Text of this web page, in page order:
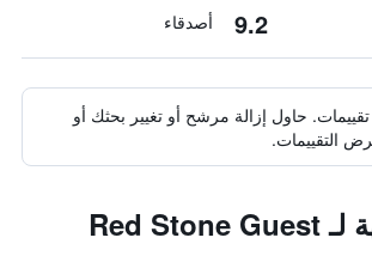
9.2 أصدقاء
حاول إزالة مرشح أو تغيير بحثك أو
التقييمات.
فنادق مشابهة لـ Red Stone Guest